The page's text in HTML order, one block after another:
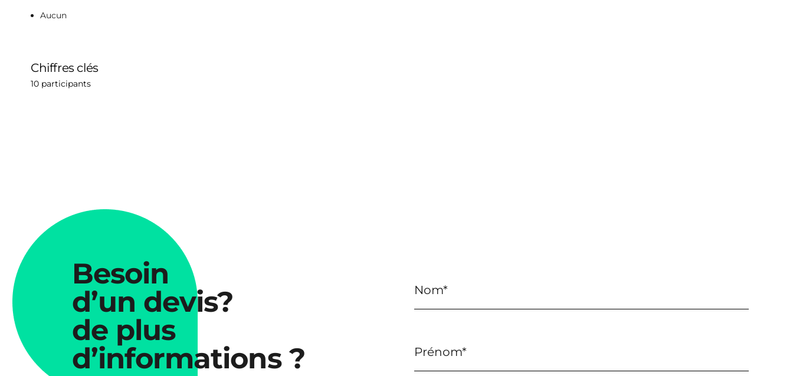
Aucun
Chiffres clés
10 participants
Besoin
d’un devis?
de plus
d’informations ?